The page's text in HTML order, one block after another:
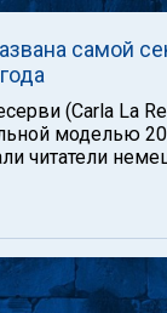
самой
(Carla La
моделью
читатели